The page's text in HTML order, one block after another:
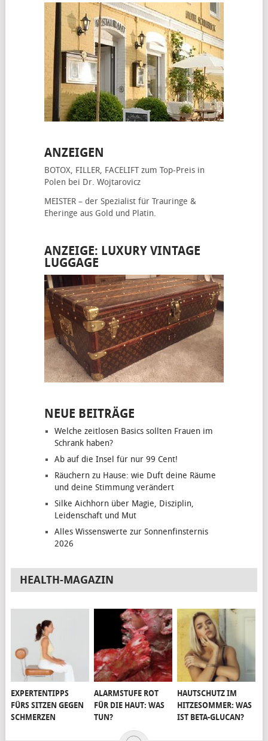
ANZEIGEN
BOTOX, FILLER, FACELIFTzum Top-Preis in
Polen bei Dr. Wojtarovicz
MEISTER – der Spezialist für Trauringe &
Eheringe aus Gold und Platin.
ANZEIGE: LUXURY VINTAGE
LUGGAGE
NEUE BEITRÄGE
Welche zeitlosen Basics sollten Frauen im
Schrank haben?
Ab auf die Insel für nur 99 Cent!
Räuchern zu Hause: wie Duft deine Räume
und deine Stimmung verändert
Silke Aichhorn über Magie, Disziplin,
Leidenschaft und Mut
Alles Wissenswerte zur Sonnenfinsternis
2026
HEALTH-MAGAZIN
EXPERTENTIPPS
FÜRS SITZEN GEGEN
SCHMERZEN
ALARMSTUFE ROT
FÜR DIE HAUT: WAS
TUN?
HAUTSCHUTZ IM
HITZESOMMER: WAS
IST BETA-GLUCAN?